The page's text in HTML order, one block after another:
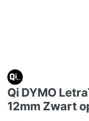
Qi DYMO
12mm Zwart